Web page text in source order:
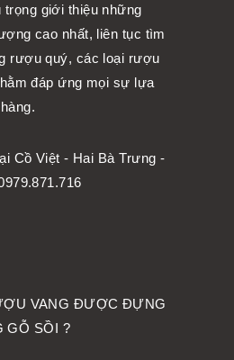
trọng giới thiệu những
cao nhất, liên tục tìm
rượu quý, các loại rượu
đáp ứng mọi sự lựa
Cồ Việt - Hai Bà Trưng -
VANG ĐƯỢC ĐỰNG
GỖ SỒI ?